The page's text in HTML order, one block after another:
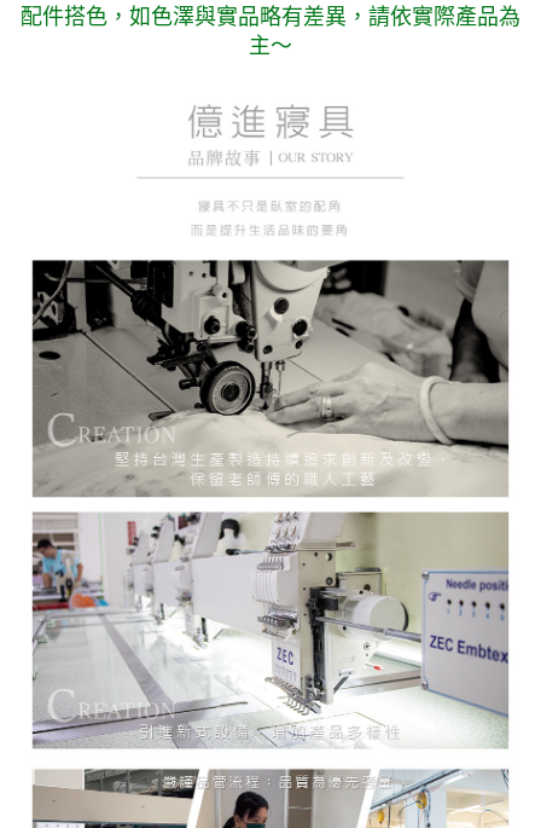
配件搭色，如色澤與實品略有差異，請依實際產品為
主～